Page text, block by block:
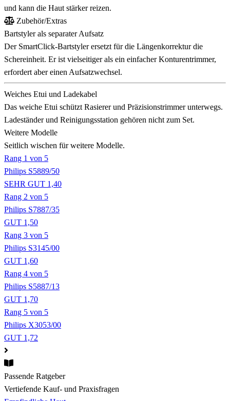
und kann die Haut stärker reizen.
Zubehör/Extras
Bartstyler als separater Aufsatz
Der SmartClick-Bartstyler ersetzt für die Längenkorrektur die
Schereinheit. Er ist vielseitiger als ein einfacher Konturentrimmer,
erfordert aber einen Aufsatzwechsel.
Weiches Etui und Ladekabel
Das weiche Etui schützt Rasierer und Präzisionstrimmer unterwegs.
Ladeständer und Reinigungsstation gehören nicht zum Set.
Weitere Modelle
Seitlich wischen für weitere Modelle.
Rang 1 von 5
Philips S5889/50
SEHR GUT 1,40
Rang 2 von 5
Philips S7887/35
GUT 1,50
Rang 3 von 5
Philips S3145/00
GUT 1,60
Rang 4 von 5
Philips S5887/13
GUT 1,70
Rang 5 von 5
Philips X3053/00
GUT 1,72
Passende Ratgeber
Vertiefende Kauf- und Praxisfragen